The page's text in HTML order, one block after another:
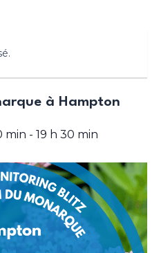
à Hampton
min - 19 h 30 min